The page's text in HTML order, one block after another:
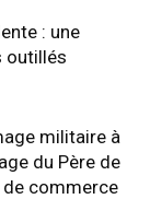
: une
outillés
militaire à
du Père de
de commerce